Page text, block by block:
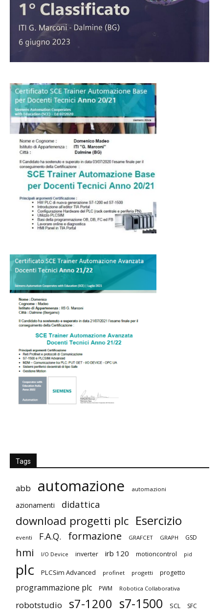
Tags
abb automazione automazioni
azionamenti didattica
download progetti plc Esercizio
eventi F.A.Q. formazione GRAFCET GRAPH GSD
hmi I/O Device inverter irb 120 motioncontrol pid
plc PLCSim Advanced profinet progetti progetto
programmazione plc PWM Robotica Collaborativa
robotstudio s7-1200 s7-1500 SCL SFC